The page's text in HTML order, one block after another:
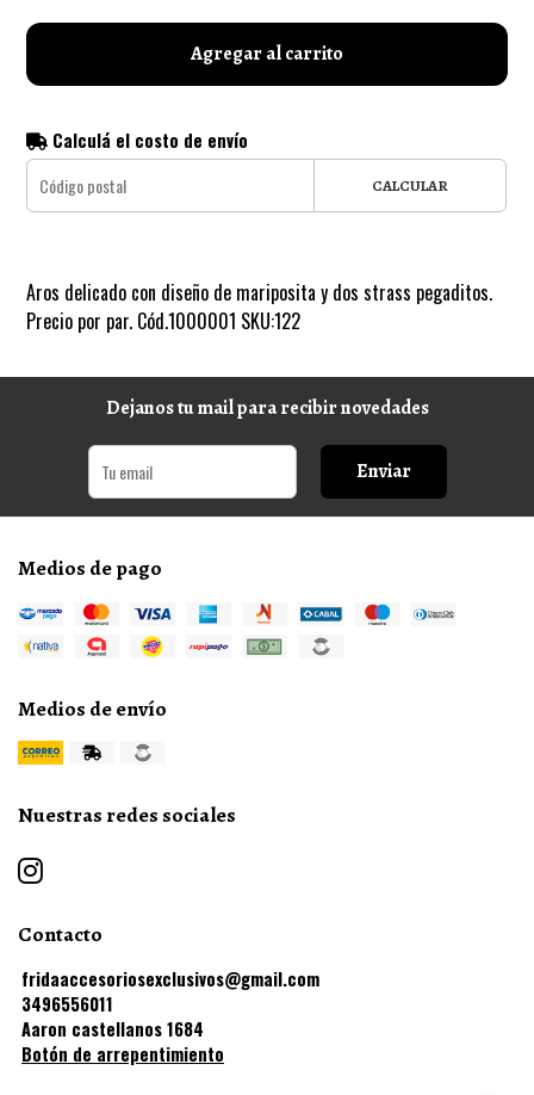
Agregar al carrito
Calculá el costo de envío
CALCULAR
Aros delicado con diseño de mariposita y dos strass pegaditos.
Precio por par. Cód.1000001 SKU:122
Dejanos tu mail para recibir novedades
Enviar
Medios de pago
Medios de envío
Nuestras redes sociales
Contacto
fridaaccesoriosexclusivos@gmail.com
3496556011
Aaron castellanos 1684
Botón de arrepentimiento